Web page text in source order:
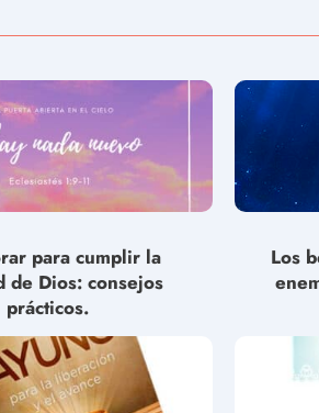
para cumplir la
de Dios: consejos
prácticos.
Los